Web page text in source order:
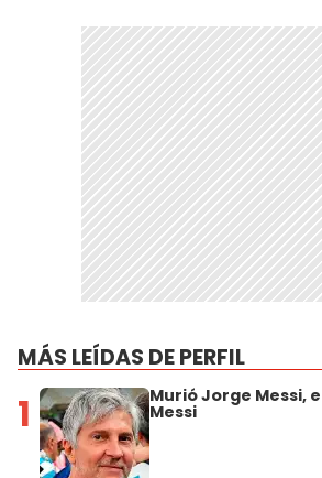
MÁS LEÍDAS DE PERFIL
1 Murió Jorge Messi,
Messi